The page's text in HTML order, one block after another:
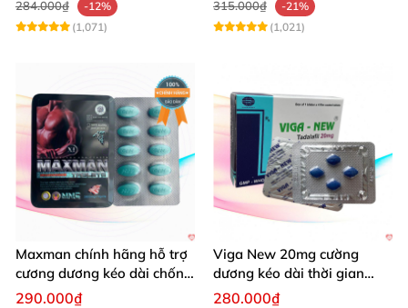
284.000₫
-12%
(1,071)
315.000₫
-21%
(1,021)
Maxman chính hãng hỗ trợ
cương dương kéo dài chống
xuất tinh sớm 10 viên
290.000₫
Viga New 20mg cường
dương kéo dài thời gian
chống xuất tinh hiệu quả
280.000₫